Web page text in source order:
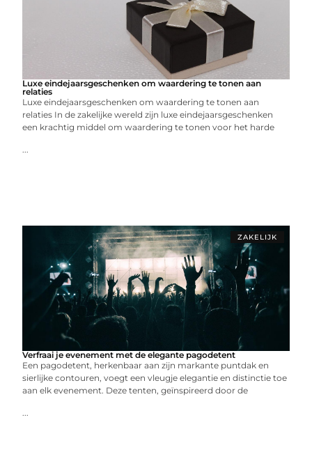
Luxe eindejaarsgeschenken om waardering te tonen aan
relaties
Luxe eindejaarsgeschenken om waardering te tonen aan
relaties In de zakelijke wereld zijn luxe eindejaarsgeschenken
een krachtig middel om waardering te tonen voor het harde
...
ZAKELIJK
Verfraai je evenement met de elegante pagodetent
Een pagodetent, herkenbaar aan zijn markante puntdak en
sierlijke contouren, voegt een vleugje elegantie en distinctie toe
aan elk evenement. Deze tenten, geïnspireerd door de
...